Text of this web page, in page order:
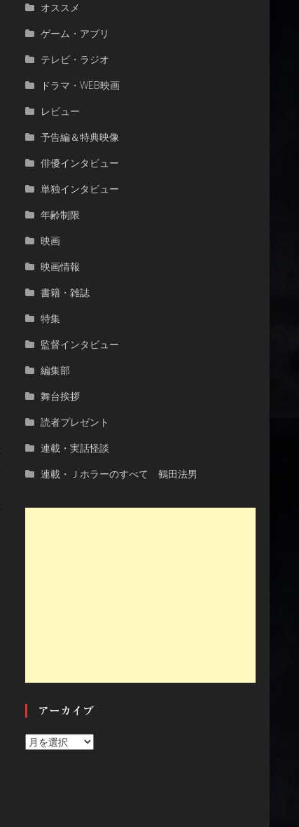
オススメ
ゲーム・アプリ
テレビ・ラジオ
ドラマ・WEB映画
レビュー
予告編＆特典映像
俳優インタビュー
単独インタビュー
年齢制限
映画
映画情報
書籍・雑誌
特集
監督インタビュー
編集部
舞台挨拶
読者プレゼント
連載・実話怪談
連載・Ｊホラーのすべて 鶴田法男
アーカイブ
ア